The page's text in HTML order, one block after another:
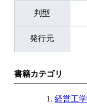
判型
発行元
書籍カテゴリ
経営工学